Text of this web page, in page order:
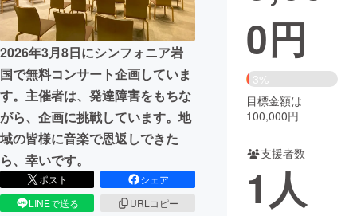
映像・映画 書籍・雑誌
ビジネス・起業 チャレンジ
まちづくり・地域活性化
CAMPFIRE for Social Good
CAMPFIRE Creation
CAMPFIREふるさと納税
コミュニティ
2026年3月8日にシンフォニア岩
国で無料コンサート企画していま
す。主催者は、発達障害をもちな
がら、企画に挑戦しています。地
域の皆様に音楽で恩返しできた
ら、幸いです。
ポスト
シェア
LINEで送る
URLコピー
0円
3%
目標金額は
100,000円
支援者数
1人